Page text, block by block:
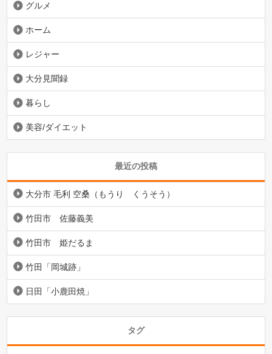
グルメ
ホーム
レジャー
大分見聞録
暮らし
美容/ダイエット
最近の投稿
大分市 毛利 空桑（もうり くうそう）
竹田市 佐藤義美
竹田市 姫だるま
竹田「岡城跡」
日田「小鹿田焼」
タグ